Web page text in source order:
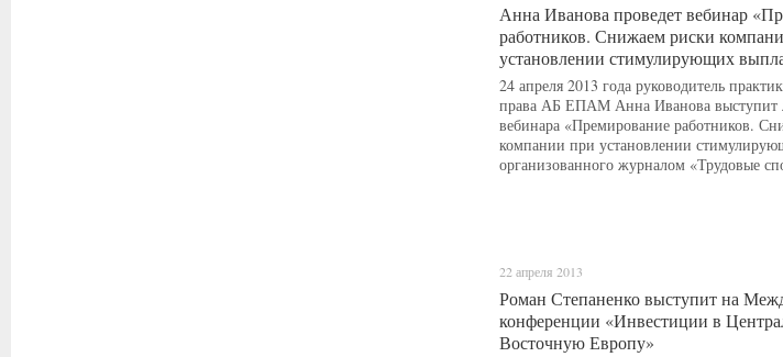
Анна Иванова проведет вебинар
работников. Снижаем риски
установлении стимулирующих
24 апреля 2013 года руководитель
права АБ ЕПАМ Анна Иванова выступит
вебинара «Премирование работников.
компании при установлении
организованного журналом «Трудовые
22 апреля 2013
Роман Степаненко выступит на
конференции «Инвестиции в
Восточную Европу»